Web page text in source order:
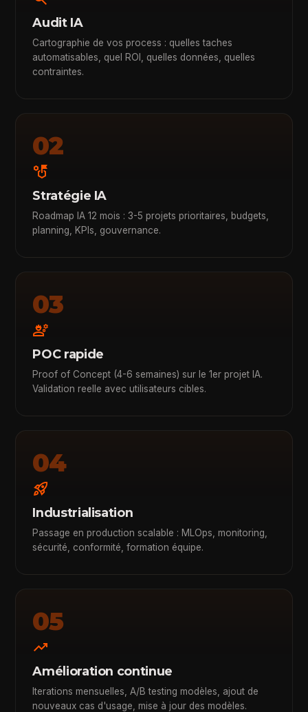
Audit IA
Cartographie de vos process : quelles taches
automatisables, quel ROI, quelles données, quelles
contraintes.
02
strategy
Stratégie IA
Roadmap IA 12 mois : 3-5 projets prioritaires, budgets,
planning, KPIs, gouvernance.
03
engineering
POC rapide
Proof of Concept (4-6 semaines) sur le 1er projet IA.
Validation reelle avec utilisateurs cibles.
04
rocket_launch
Industrialisation
Passage en production scalable : MLOps, monitoring,
sécurité, conformité, formation équipe.
05
trending_up
Amélioration continue
Iterations mensuelles, A/B testing modèles, ajout de
nouveaux cas d'usage, mise à jour des modèles.